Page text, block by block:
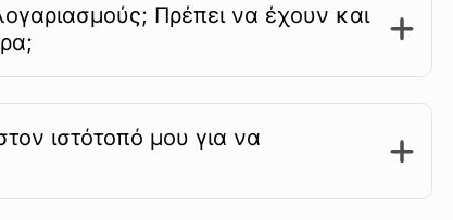
Πρέπει να έχουν και
ιστότοπό μου για να